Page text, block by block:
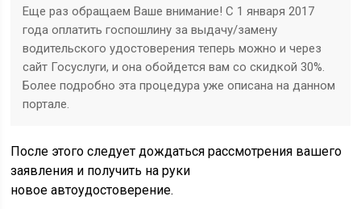
Еще раз обращаем Ваше внимание! С 1 января 2017
года оплатить госпошлину за выдачу/замену
водительского удостоверения теперь можно и через
сайт Госуслуги, и она обойдется вам со скидкой 30%.
Более подробно эта процедура уже описана на данном
портале.
После этого следует дождаться рассмотрения вашего
заявления и получить на руки
новое автоудостоверение.